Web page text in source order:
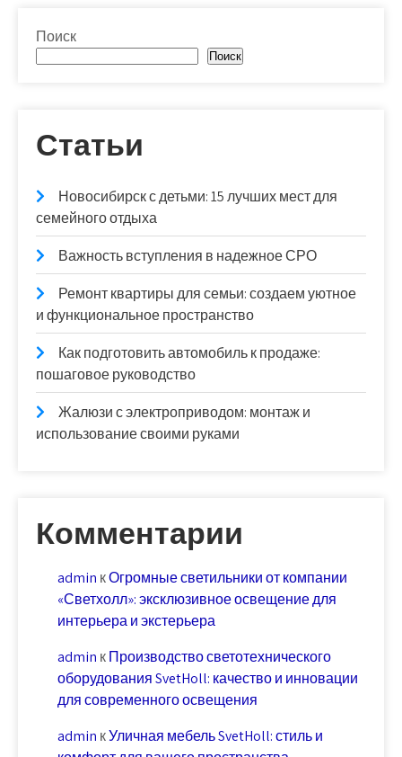
Поиск
Поиск
Статьи
Новосибирск с детьми: 15 лучших мест для
семейного отдыха
Важность вступления в надежное СРО
Ремонт квартиры для семьи: создаем уютное
и функциональное пространство
Как подготовить автомобиль к продаже:
пошаговое руководство
Жалюзи с электроприводом: монтаж и
использование своими руками
Комментарии
admin кОгромные светильники от компании
«Светхолл»: эксклюзивное освещение для
интерьера и экстерьера
admin кПроизводство светотехнического
оборудования SvetHoll: качество и инновации
для современного освещения
admin кУличная мебель SvetHoll: стиль и